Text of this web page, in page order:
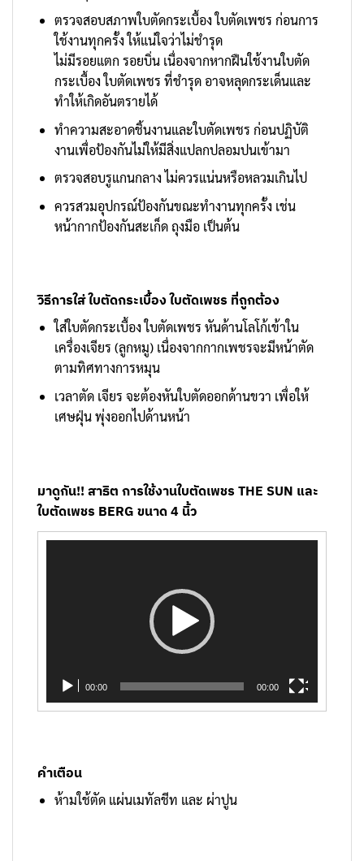
ตรวจสอบสภาพใบตัดกระเบื้อง ใบตัดเพชร ก่อนการ
ใช้งานทุกครั้ง ให้แน่ใจว่าไม่ชำรุด
ไม่มีรอยแตก รอยบิ่น เนื่องจากหากฝืนใช้งานใบตัด
กระเบื้อง ใบตัดเพชร ที่ชำรุด อาจหลุดกระเด็นและ
ทำให้เกิดอันตรายได้
ทำความสะอาดชิ้นงานและใบตัดเพชร ก่อนปฏิบัติ
งานเพื่อป้องกันไม่ให้มีสิ่งแปลกปลอมปนเข้ามา
ตรวจสอบรูแกนกลาง ไม่ควรแน่นหรือหลวมเกินไป
ควรสวมอุปกรณ์ป้องกันขณะทำงานทุกครั้ง เช่น
หน้ากากป้องกันสะเก็ด ถุงมือ เป็นต้น
วิธีการใส่ ใบตัดกระเบื้อง ใบตัดเพชร ที่ถูกต้อง
ใส่ใบตัดกระเบื้อง ใบตัดเพชร หันด้านโลโก้เข้าใน
เครื่องเจียร (ลูกหมู) เนื่องจากกากเพชรจะมีหน้าตัด
ตามทิศทางการหมุน
เวลาตัด เจียร จะต้องหันใบตัดออกด้านขวา เพื่อให้
เศษฝุ่น พุ่งออกไปด้านหน้า
มาดูกัน!! สาธิต การใช้งานใบตัดเพชร THE SUN และ
ใบตัดเพชร BERG ขนาด 4 นิ้ว
00:00 00:00
คำเตือน
ห้ามใช้ตัด แผ่นเมทัลชีท และ ผ่าปูน